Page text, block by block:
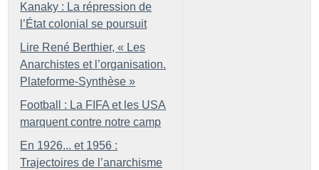
Kanaky : La répression de
l’État colonial se poursuit
Lire René Berthier, « Les
Anarchistes et l’organisation.
Plateforme-Synthèse »
Football : La FIFA et les USA
marquent contre notre camp
En 1926... et 1956 :
Trajectoires de l’anarchisme